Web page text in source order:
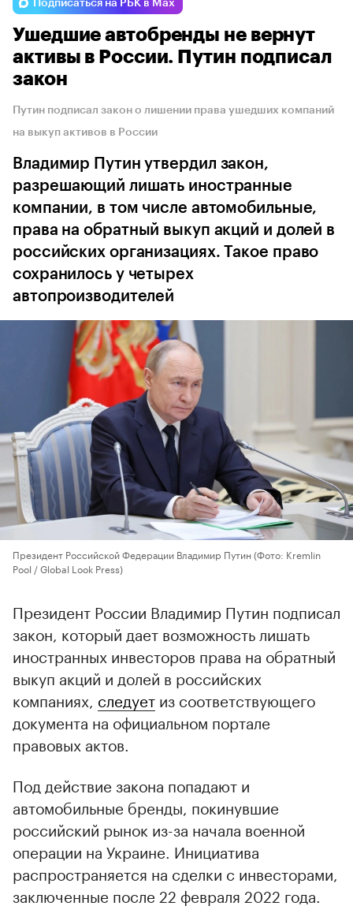
Подписаться на РБК в Max
Ушедшие автобренды не вернут
активы в России. Путин подписал
закон
Путин подписал закон о лишении права ушедших компаний
на выкуп активов в России
Владимир Путин утвердил закон,
разрешающий лишать иностранные
компании, в том числе автомобильные,
права на обратный выкуп акций и долей в
российских организациях. Такое право
сохранилось у четырех
автопроизводителей
Президент Российской Федерации Владимир Путин (Фото: Kremlin
Pool / Global Look Press)
Президент России Владимир Путин подписал
закон, который дает возможность лишать
иностранных инвесторов права на обратный
выкуп акций и долей в российских
компаниях, следует из соответствующего
документа на официальном портале
правовых актов.
Под действие закона попадают и
автомобильные бренды, покинувшие
российский рынок из-за начала военной
операции на Украине. Инициатива
распространяется на сделки с инвесторами,
заключенные после 22 февраля 2022 года.